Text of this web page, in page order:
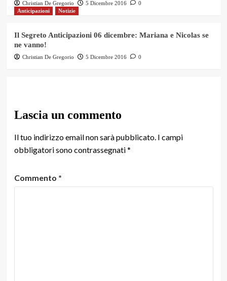
Christian De Gregorio 5 Dicembre 2016
0
Anticipazioni
Notizie
Il Segreto Anticipazioni 06 dicembre: Mariana e Nicolas se
ne vanno!
Christian De Gregorio 5 Dicembre 2016 0
Lascia un commento
Il tuo indirizzo email non sarà pubblicato. I campi
obbligatori sono contrassegnati*
Commento *